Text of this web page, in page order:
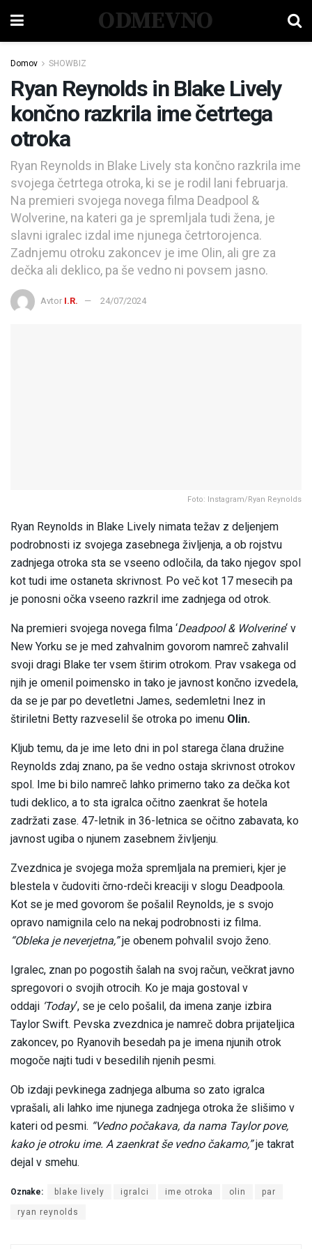
ODMEVNO
Domov SHOWBIZ
Ryan Reynolds in Blake Lively
končno razkrila ime četrtega
otroka
Ryan Reynolds in Blake Lively sta končno razkrila ime
svojega četrtega otroka, ki se je rodil lani februarja.
Na premieri svojega novega filma Deadpool &
Wolverine, na kateri ga je spremljala tudi žena, je
slavni igralec izdal ime njunega četrtorojenca.
Zadnjemu otroku zakoncev je ime Olin, ali gre za
dečka ali deklico, pa še vedno ni povsem jasno.
Avtor I.R. 24/07/2024
Foto: Instagram/Ryan Reynolds
Ryan Reynolds in Blake Lively nimata težav z deljenjem
podrobnosti iz svojega zasebnega življenja, a ob rojstvu
zadnjega otroka sta se vseeno odločila, da tako njegov spol
kot tudi ime ostaneta skrivnost. Po več kot 17 mesecih pa
je ponosni očka vseeno razkril ime zadnjega od otrok.
Na premieri svojega novega filma ‘Deadpool & Wolverine‘ v
New Yorku se je med zahvalnim govorom namreč zahvalil
svoji dragi Blake ter vsem štirim otrokom. Prav vsakega od
njih je omenil poimensko in tako je javnost končno izvedela,
da se je par po devetletni James, sedemletni Inez in
štiriletni Betty razveselil še otroka po imenu Olin.
Kljub temu, da je ime leto dni in pol starega člana družine
Reynolds zdaj znano, pa še vedno ostaja skrivnost otrokov
spol. Ime bi bilo namreč lahko primerno tako za dečka kot
tudi deklico, a to sta igralca očitno zaenkrat še hotela
zadržati zase. 47-letnik in 36-letnica se očitno zabavata, ko
javnost ugiba o njunem zasebnem življenju.
Zvezdnica je svojega moža spremljala na premieri, kjer je
blestela v čudoviti črno-rdeči kreaciji v slogu Deadpoola.
Kot se je med govorom še pošalil Reynolds, je s svojo
opravo namignila celo na nekaj podrobnosti iz filma.
“Obleka je neverjetna,”je obenem pohvalil svojo ženo.
Igralec, znan po pogostih šalah na svoj račun, večkrat javno
spregovori o svojih otrocih. Ko je maja gostoval v
oddaji ‘Today‘, se je celo pošalil, da imena zanje izbira
Taylor Swift. Pevska zvezdnica je namreč dobra prijateljica
zakoncev, po Ryanovih besedah pa je imena njunih otrok
mogoče najti tudi v besedilih njenih pesmi.
Ob izdaji pevkinega zadnjega albuma so zato igralca
vprašali, ali lahko ime njunega zadnjega otroka že slišimo v
kateri od pesmi. “Vedno počakava, da nama Taylor pove,
kako je otroku ime. A zaenkrat še vedno čakamo,”je takrat
dejal v smehu.
Oznake: blake lively igralci ime otroka olin par
ryan reynolds